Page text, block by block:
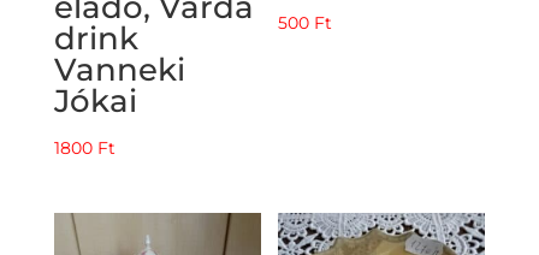
drink
Vanneki
Jókai
1800 Ft
500 Ft